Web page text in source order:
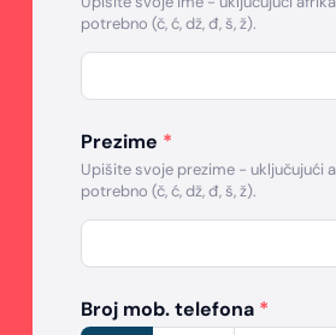
potrebno (č, ć, dž, đ, š, ž).
Prezime *
Upišite svoje prezime - uključujući
potrebno (č, ć, dž, đ, š, ž).
Broj mob. telefona *